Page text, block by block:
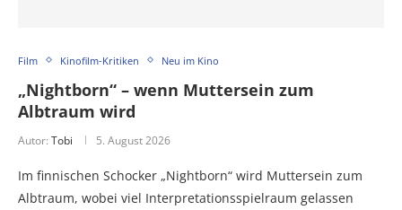
Film Kinofilm-Kritiken Neu im Kino
„Nightborn“ – wenn Muttersein zum
Albtraum wird
Autor: Tobi 5. August 2026
Im finnischen Schocker „Nightborn“ wird Muttersein zum
Albtraum, wobei viel Interpretationsspielraum gelassen